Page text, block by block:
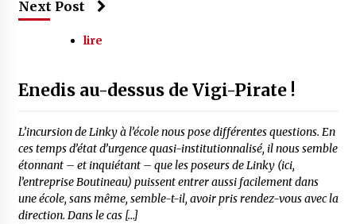
Next Post
lire
Enedis au-dessus de Vigi-Pirate !
L’incursion de Linky à l’école nous pose différentes questions. En
ces temps d’état d’urgence quasi-institutionnalisé, il nous semble
étonnant – et inquiétant – que les poseurs de Linky (ici,
l’entreprise Boutineau) puissent entrer aussi facilement dans
une école, sans même, semble-t-il, avoir pris rendez-vous avec la
direction. Dans le cas […]